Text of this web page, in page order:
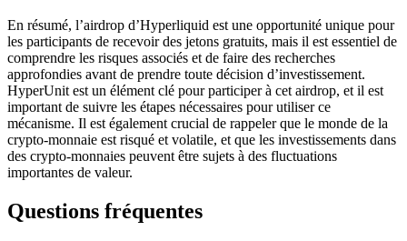
En résumé, l’airdrop d’Hyperliquid est une opportunité unique pour
les participants de recevoir des jetons gratuits, mais il est essentiel de
comprendre les risques associés et de faire des recherches
approfondies avant de prendre toute décision d’investissement.
HyperUnit est un élément clé pour participer à cet airdrop, et il est
important de suivre les étapes nécessaires pour utiliser ce
mécanisme. Il est également crucial de rappeler que le monde de la
crypto-monnaie est risqué et volatile, et que les investissements dans
des crypto-monnaies peuvent être sujets à des fluctuations
importantes de valeur.
Questions fréquentes